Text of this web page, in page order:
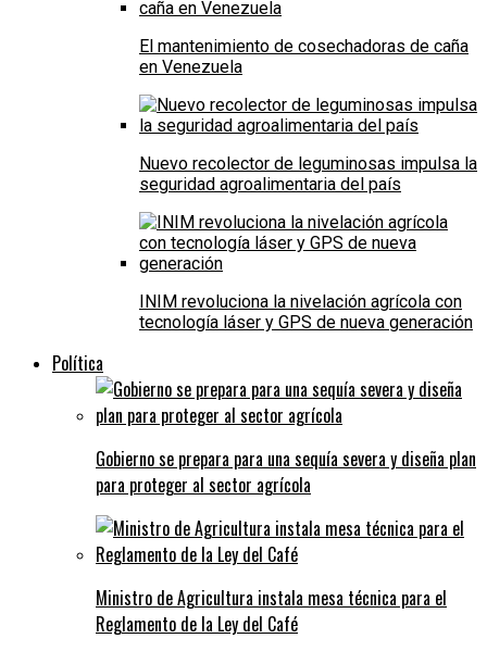
El mantenimiento de cosechadoras de caña
en Venezuela
Nuevo recolector de leguminosas impulsa la
seguridad agroalimentaria del país
INIM revoluciona la nivelación agrícola con
tecnología láser y GPS de nueva generación
Política
Gobierno se prepara para una sequía severa y diseña plan
para proteger al sector agrícola
Ministro de Agricultura instala mesa técnica para el
Reglamento de la Ley del Café